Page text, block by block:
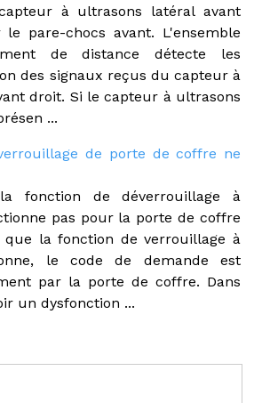
capteur à ultrasons latéral avant
pare-chocs avant. L'ensemble
de distance détecte les
des signaux reçus du capteur à
droit. Si le capteur à ultrasons
...
de porte de coffre ne
la fonction de déverrouillage à
pas pour la porte de coffre
que la fonction de verrouillage à
le code de demande est
par la porte de coffre. Dans
un dysfonction ...